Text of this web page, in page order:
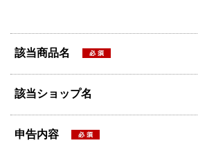
該当商品名
該当ショップ名
申告内容